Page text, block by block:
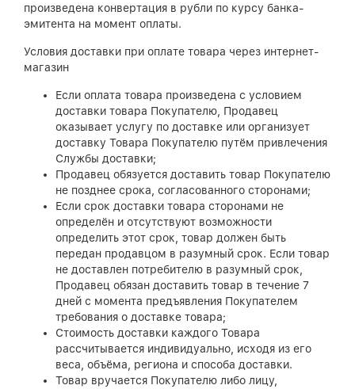
произведена конвертация в рубли по курсу банка-
эмитента на момент оплаты.
Условия доставки при оплате товара через интернет-
магазин
Если оплата товара произведена с условием
доставки товара Покупателю, Продавец
оказывает услугу по доставке или организует
доставку Товара Покупателю путём привлечения
Службы доставки;
Продавец обязуется доставить товар Покупателю
не позднее срока, согласованного сторонами;
Если срок доставки товара сторонами не
определён и отсутствуют возможности
определить этот срок, товар должен быть
передан продавцом в разумный срок. Если товар
не доставлен потребителю в разумный срок,
Продавец обязан доставить товар в течение 7
дней с момента предъявления Покупателем
требования о доставке товара;
Стоимость доставки каждого Товара
рассчитывается индивидуально, исходя из его
веса, объёма, региона и способа доставки.
Товар вручается Покупателю либо лицу,